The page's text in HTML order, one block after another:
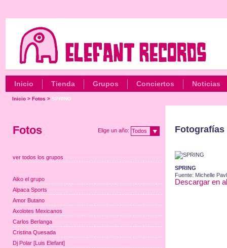
Inicio Tienda Grupos Conciertos Noticias
Inicio> Fotos > SPRING
Fotografías
SPRING
Fuente: Michelle
Descargar en
Fotos Elige un año: Todos
ver todos los grupos
Aiko el grupo
Alpaca Sports
Amor Butano
Axolotes Mexicanos
Carlos Berlanga
Cristina Quesada
Dj Polar [Luis Elefant]